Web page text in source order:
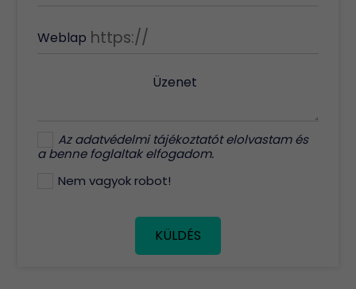
Weblap
Üzenet
Azadatvédelmi tájékoztatótelolvastam és
a benne foglaltak elfogadom.
Nem vagyok robot!
KÜLDÉS